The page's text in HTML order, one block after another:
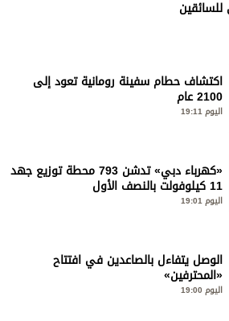
اكتشاف حطام سفينة رومانية تعود إلى
2100 عام
اليوم 19:11
«كهرباء دبي» تدشن 793 محطة توزيع جهد
11 كيلوفولت بالنصف الأول
اليوم 19:01
الوصل يتفاءل بالصاعدين في افتتاح
«المحترفين»
اليوم 19:00